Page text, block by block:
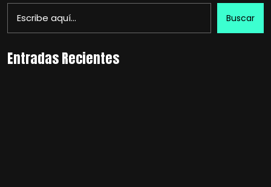
Buscar
Entradas Recientes